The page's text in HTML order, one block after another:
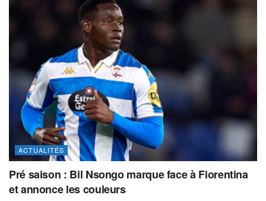
ACTUALITÉS
Pré saison : Bil Nsongo marque face à Fiorentina
et annonce les couleurs